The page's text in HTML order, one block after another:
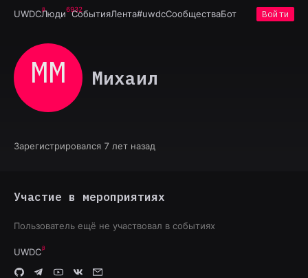
UWDCЛюди6932
СобытияЛента#uwdcСообществаБот Войти
ММ Михаил
Зарегистрировался 7 лет назад
Участие в мероприятиях
Пользователь ещё не участвовал в событиях
UWDC